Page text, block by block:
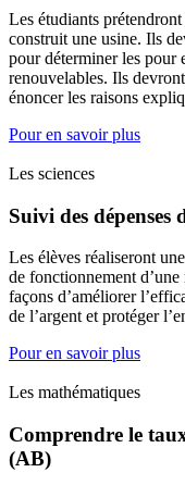
Les étudiants
construit une usine. Ils
pour déterminer les pour
renouvelables. Ils
énoncer les raisons
Pour en savoir plus
Les sciences
Suivi des dépenses
Les élèves réaliseront
de fonctionnement
façons d’améliorer
de l’argent et protéger
Pour en savoir plus
Les mathématiques
Comprendre le
(AB)